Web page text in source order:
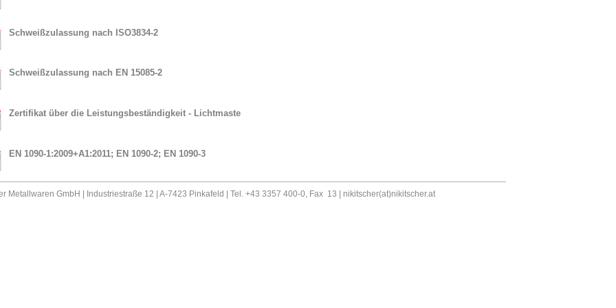
Schweißzulassung nach ISO3834-2
Schweißzulassung nach EN 15085-2
Zertifikat über die Leistungsbeständigkeit - Lichtmaste
EN 1090-1:2009+A1:2011; EN 1090-2; EN 1090-3
Metallwaren GmbH | Industriestraße 12 | A-7423 Pinkafeld | Tel. +43 3357 400-0, Fax 13 | nikitscher(at)nikitscher.at